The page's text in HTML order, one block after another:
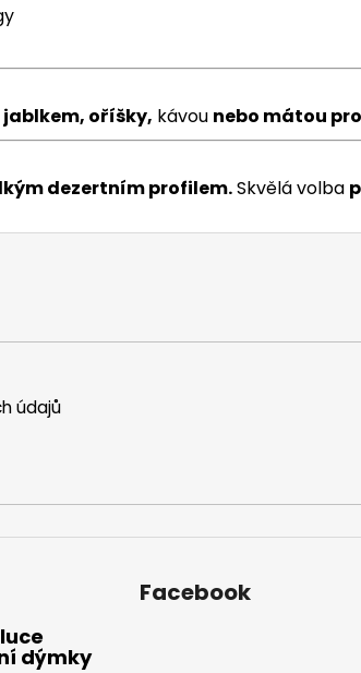
oříšky, kávou nebo mátou
dezertním profilem.Skvělá volba
údajů
dýmky
Facebook